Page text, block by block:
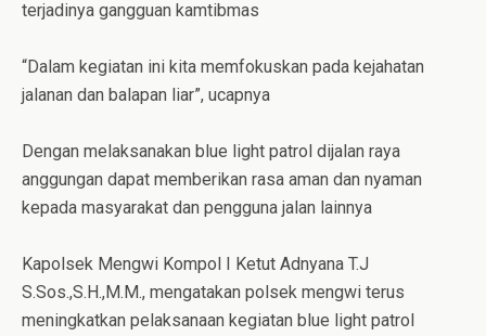
terjadinya gangguan kamtibmas
“Dalam kegiatan ini kita memfokuskan pada kejahatan
jalanan dan balapan liar”, ucapnya
Dengan melaksanakan blue light patrol dijalan raya
anggungan dapat memberikan rasa aman dan nyaman
kepada masyarakat dan pengguna jalan lainnya
Kapolsek Mengwi Kompol I Ketut Adnyana T.J
S.Sos.,S.H.,M.M., mengatakan polsek mengwi terus
meningkatkan pelaksanaan kegiatan blue light patrol